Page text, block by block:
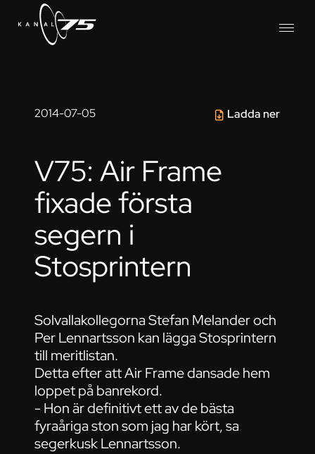
2014-07-05 Ladda ner
V75: Air Frame
fixade första
segern i
Stosprintern
Solvallakollegorna Stefan Melander och
Per Lennartsson kan lägga Stosprintern
till meritlistan.
Detta efter att Air Frame dansade hem
loppet på banrekord.
- Hon är definitivt ett av de bästa
fyraåriga ston som jag har kört, sa
segerkusk Lennartsson.